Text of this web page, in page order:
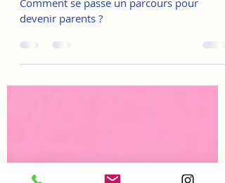
L'AMP : l'assistance médicale à la
procréation : tout savoir
devenir parents ?